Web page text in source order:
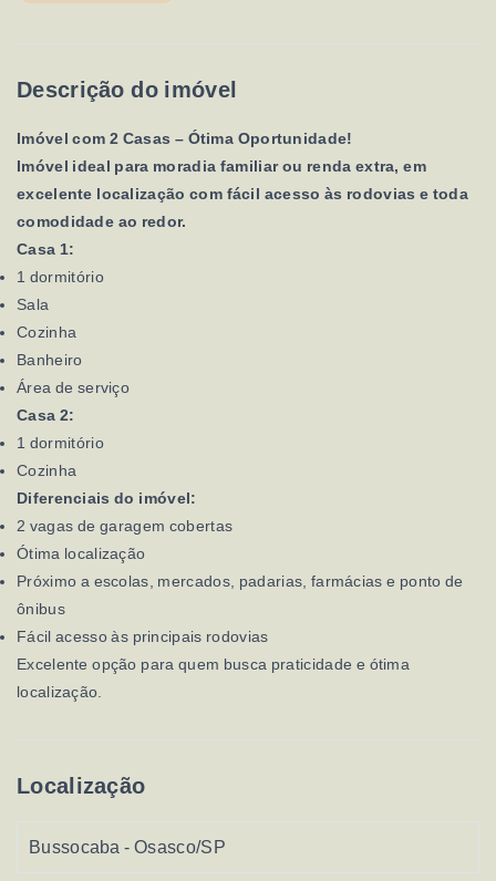
Descrição do imóvel
Imóvel com 2 Casas – Ótima Oportunidade!
Imóvel ideal para moradia familiar ou renda extra, em
excelente localização com fácil acesso às rodovias e toda
comodidade ao redor.
Casa 1:
1 dormitório
Sala
Cozinha
Banheiro
Área de serviço
Casa 2:
1 dormitório
Cozinha
Diferenciais do imóvel:
2 vagas de garagem cobertas
Ótima localização
Próximo a escolas, mercados, padarias, farmácias e ponto de
ônibus
Fácil acesso às principais rodovias
Excelente opção para quem busca praticidade e ótima
localização.
Localização
Bussocaba - Osasco/SP